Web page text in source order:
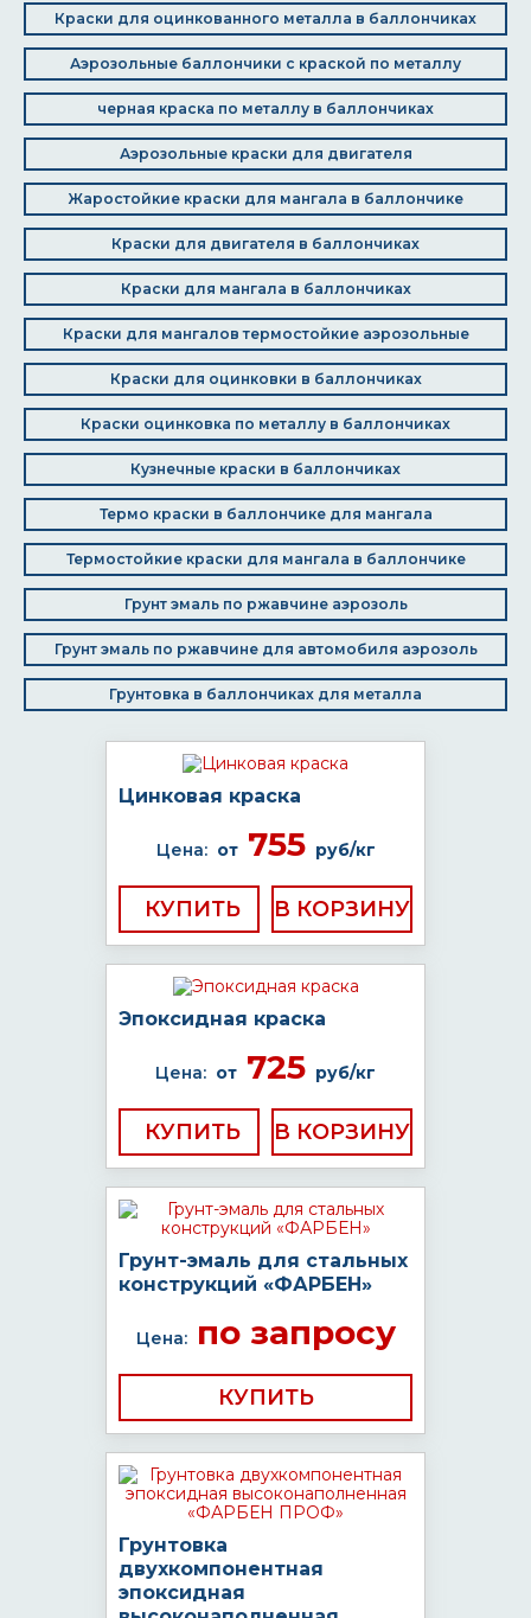
Краски для оцинкованного металла в баллончиках
Аэрозольные баллончики с краской по металлу
черная краска по металлу в баллончиках
Аэрозольные краски для двигателя
Жаростойкие краски для мангала в баллончике
Краски для двигателя в баллончиках
Краски для мангала в баллончиках
Краски для мангалов термостойкие аэрозольные
Краски для оцинковки в баллончиках
Краски оцинковка по металлу в баллончиках
Кузнечные краски в баллончиках
Термо краски в баллончике для мангала
Термостойкие краски для мангала в баллончике
Грунт эмаль по ржавчине аэрозоль
Грунт эмаль по ржавчине для автомобиля аэрозоль
Грунтовка в баллончиках для металла
Цинковая краска
Цена: от755 руб/кг
КУПИТЬ
Эпоксидная краска
Цена: от 725 руб/кг
КУПИТЬ
Грунт-эмаль для стальных
конструкций «ФАРБЕН»
Цена:по запросу
КУПИТЬ
Грунтовка
двухкомпонентная
эпоксидная